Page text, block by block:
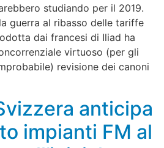
studiando per il 2019.
guerra al ribasso delle tariffe
dai francesi di Iliad ha
virtuoso (per gli
revisione dei canoni
anticipa
impianti FM al